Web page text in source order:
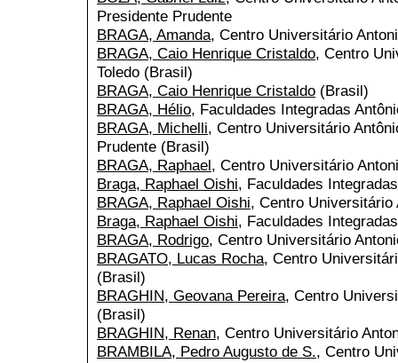
Presidente Prudente
BRAGA, Amanda, Centro Universitário
BRAGA, Caio Henrique Cristaldo, Centro
Toledo (Brasil)
BRAGA, Caio Henrique Cristaldo (Brasil)
BRAGA, Hélio, Faculdades Integradas
BRAGA, Michelli, Centro Universitário
Prudente (Brasil)
BRAGA, Raphael, Centro Universitário
Braga, Raphael Oishi, Faculdades
BRAGA, Raphael Oishi, Centro Universitário
Braga, Raphael Oishi, Faculdades
BRAGA, Rodrigo, Centro Universitário
BRAGATO, Lucas Rocha, Centro
(Brasil)
BRAGHIN, Geovana Pereira, Centro
(Brasil)
BRAGHIN, Renan, Centro Universitário
BRAMBILA, Pedro Augusto de S., Centro